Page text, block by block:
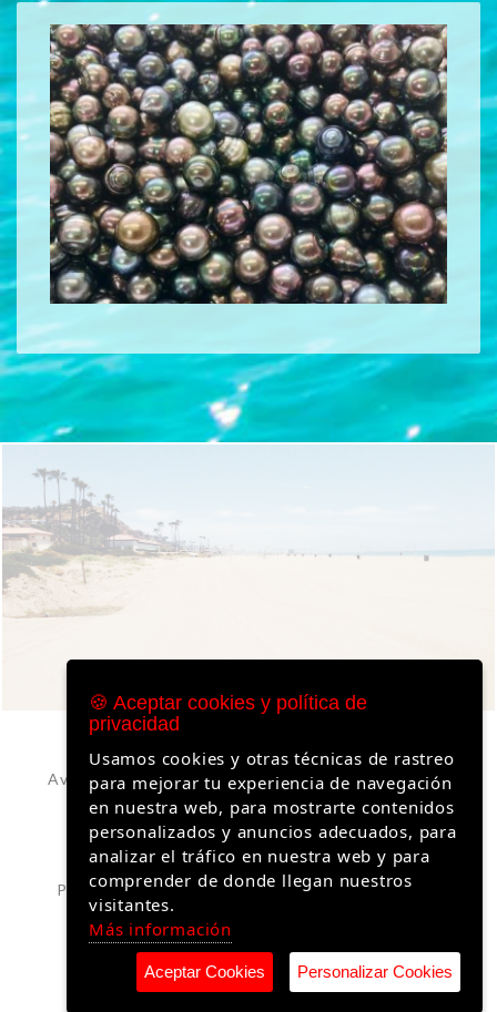
Aviso Legal – Arte Perlas | Información Legal y
Condiciones del Sitio
Política de Privacidad
Política de Cookies – Arte Perlas | Gestión y
Privacidad de Datos
🍪 Aceptar cookies y política de
privacidad
Usamos cookies y otras técnicas de rastreo
para mejorar tu experiencia de navegación
en nuestra web, para mostrarte contenidos
personalizados y anuncios adecuados, para
analizar el tráfico en nuestra web y para
comprender de donde llegan nuestros
visitantes.
Más información
Aceptar Cookies Personalizar Cookies